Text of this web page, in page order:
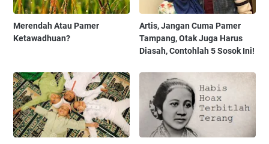
Merendah Atau Pamer
Ketawadhuan?
Artis, Jangan Cuma Pamer
Tampang, Otak Juga Harus
Diasah, Contohlah 5 Sosok Ini!